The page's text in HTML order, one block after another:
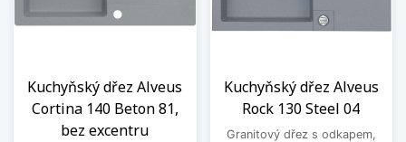
Kuchyňský dřez Alveus
Cortina 140 Beton 81,
bez excentru
Kuchyňský dřez Alveus
Rock 130 Steel 04
Granitový dřez s odkapem,